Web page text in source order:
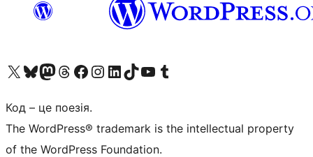
Visit our X (formerly Twitter) account
Visit our Bluesky account
Завітайте до нашої стрічки в Mastodon
Visit our Threads account
Завітайте на нашу сторінку в Facebook
Visit our Instagram account
Visit our LinkedIn account
Visit our TikTok account
Visit our YouTube channel
Visit our Tumblr account
Код – це поезія.
The WordPress® trademark is the intellectual property
of the WordPress Foundation.